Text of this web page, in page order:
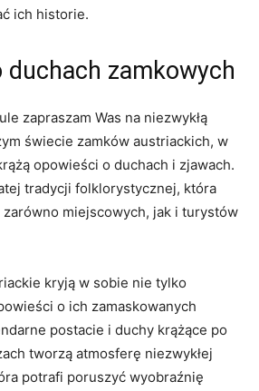
ich historie.
⁢duchach zamkowych
zapraszam ​Was na​ niezwykłą
świecie zamków austriackich, w
opowieści o duchach​ i zjawach.
tradycji folklorystycznej, która
miejscowych, jak i turystów
kryją w ‌sobie nie tylko
o ​ich zamaskowanych‍
postacie i duchy ‍krążące po‍
tworzą atmosferę niezwykłej
potrafi poruszyć ⁤wyobraźnię